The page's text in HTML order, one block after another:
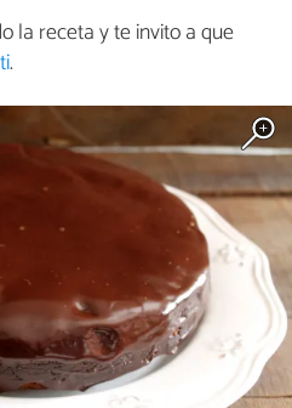
la receta y te invito a que
.